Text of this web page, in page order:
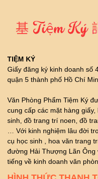
TIỆM KÝ
Giấy đăng ký kinh doanh số
quận 5 thành phố Hồ Chí
Văn Phòng Phẩm Tiệm Ký
cung cấp các mặt hàng
sinh, đồ trang trí noen, đồ
… Với kinh nghiệm lâu đời
cụ học sinh , hoa văn trang
đường Hải Thượng Lãn Ông
tiếng về kinh doanh văn